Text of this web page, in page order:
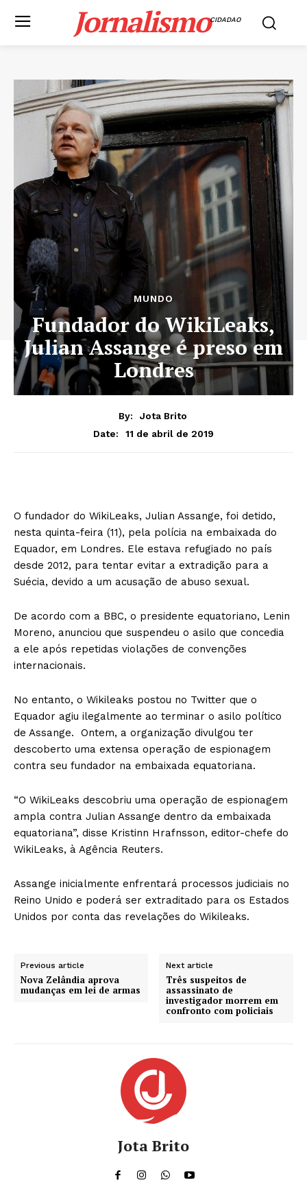
JornalismoCIDADAO
MUNDO
Fundador do WikiLeaks,
Julian Assange é preso em
Londres
By:
Jota Brito
Date:
11 de abril de 2019
O fundador do WikiLeaks, Julian Assange, foi detido,
nesta quinta-feira (11), pela polícia na embaixada do
Equador, em Londres. Ele estava refugiado no país
desde 2012, para tentar evitar a extradição para a
Suécia, devido a um acusação de abuso sexual.
De acordo com a BBC, o presidente equatoriano, Lenin
Moreno, anunciou que suspendeu o asilo que concedia
a ele após repetidas violações de convenções
internacionais.
No entanto, o Wikileaks postou no Twitter que o
Equador agiu ilegalmente ao terminar o asilo político
de Assange. Ontem, a organização divulgou ter
descoberto uma extensa operação de espionagem
contra seu fundador na embaixada equatoriana.
“O WikiLeaks descobriu uma operação de espionagem
ampla contra Julian Assange dentro da embaixada
equatoriana”, disse Kristinn Hrafnsson, editor-chefe do
WikiLeaks, à Agência Reuters.
Assange inicialmente enfrentará processos judiciais no
Reino Unido e poderá ser extraditado para os Estados
Unidos por conta das revelações do Wikileaks.
Previous article
Nova Zelândia aprova
mudanças em lei de armas
Next article
Três suspeitos de
assassinato de
investigador morrem em
confronto com policiais
Jota Brito